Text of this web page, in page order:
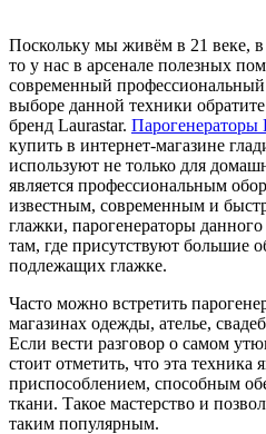
Поскольку мы живём в 21 веке,
то у нас в арсенале полезных
современный
выборе данной техники
бренд Laurastar. Парогенераторы
купить в интернет-магазине
используют не только для
является профессиональным
известным, современным и
глажки, парогенераторы
там, где присутствуют большие
подлежащих глажке.
Часто можно встретить
магазинах одежды, ателье,
Если вести разговор о самом
стоит отметить, что эта техника
приспособлением, способным
ткани. Такое мастерство и
таким популярным.